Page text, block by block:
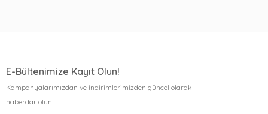
E-Bültenimize Kayıt Olun!
Kampanyalarımızdan ve indirimlerimizden güncel olarak
haberdar olun.